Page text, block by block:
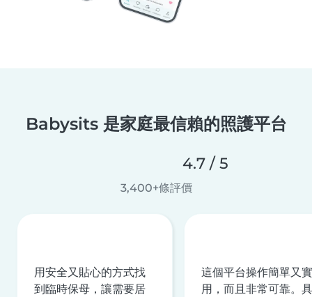
Babysits 是家庭最信賴的照護平台
4.7 / 5
3,400+條評價
用安全又貼心的方式找
到臨時保母，讓需要居
這個平台操作簡單又實
用，而且非常可靠。具